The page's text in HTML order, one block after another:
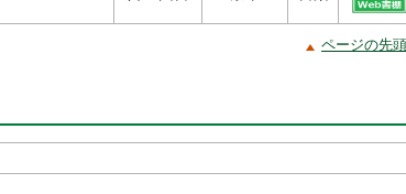
ページの先